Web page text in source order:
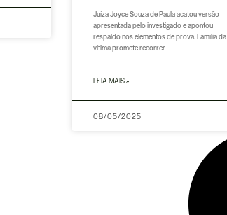
Juíza Joyce Souza de Paula acatou versão
apresentada pelo investigado e apontou
respaldo nos elementos de prova. Família da
vítima promete recorrer
LEIA MAIS »
08/05/2025